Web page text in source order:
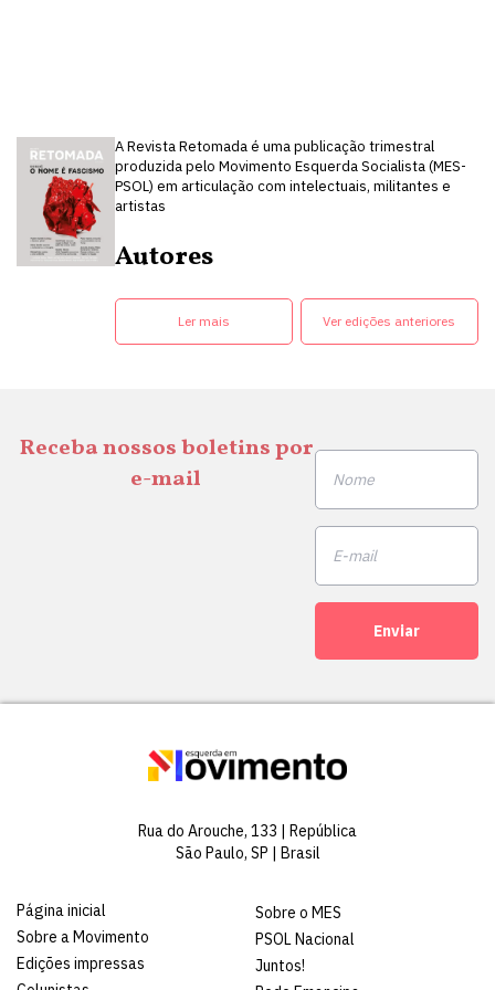
A Revista Retomada é uma publicação trimestral
produzida pelo Movimento Esquerda Socialista (MES-
PSOL) em articulação com intelectuais, militantes e
artistas
Autores
Ler mais Ver edições anteriores
Receba nossos boletins por
e-mail
Enviar
Rua do Arouche, 133 | República
São Paulo, SP | Brasil
Página inicial
Sobre a Movimento
Edições impressas
Sobre o MES
PSOL Nacional
Juntos!